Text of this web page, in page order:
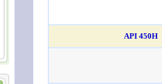
API 450H